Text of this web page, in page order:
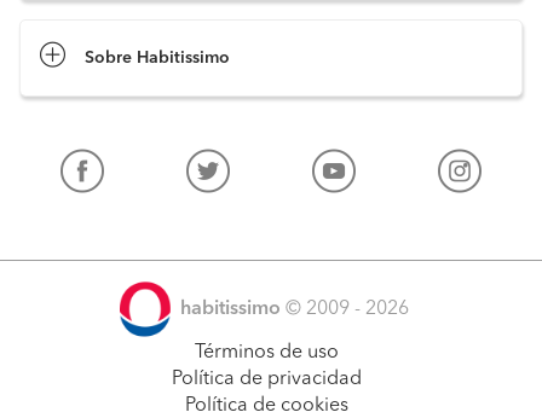
Sobre Habitissimo
habitissimo © 2009 - 2026
Términos de uso
Política de privacidad
Política de cookies